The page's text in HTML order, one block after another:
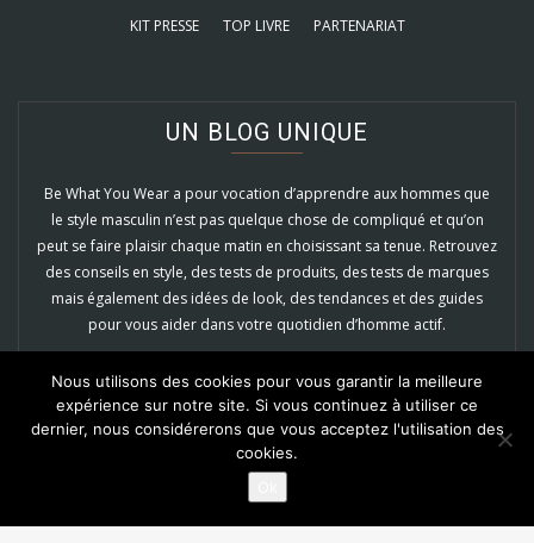
KIT PRESSE TOP LIVRE PARTENARIAT
UN BLOG UNIQUE
Be What You Wear a pour vocation d’apprendre aux hommes que
le style masculin n’est pas quelque chose de compliqué et qu’on
peut se faire plaisir chaque matin en choisissant sa tenue. Retrouvez
des conseils en style, des tests de produits, des tests de marques
mais également des idées de look, des tendances et des guides
pour vous aider dans votre quotidien d’homme actif.
Be What You Wear- Tous droits réservés
Nous utilisons des cookies pour vous garantir la meilleure
expérience sur notre site. Si vous continuez à utiliser ce
dernier, nous considérerons que vous acceptez l'utilisation des
cookies.